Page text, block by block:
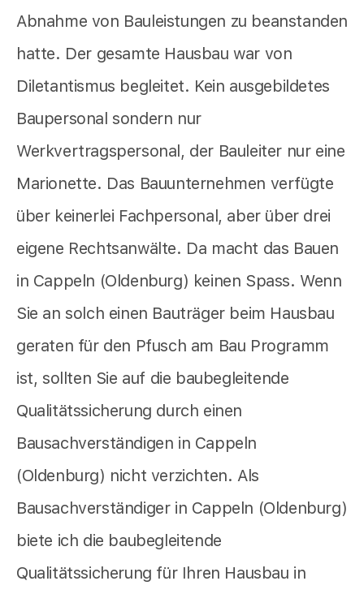
Abnahme von Bauleistungen zu beanstanden
hatte. Der gesamte Hausbau war von
Diletantismus begleitet. Kein ausgebildetes
Baupersonal sondern nur
Werkvertragspersonal, der Bauleiter nur eine
Marionette. Das Bauunternehmen verfügte
über keinerlei Fachpersonal, aber über drei
eigene Rechtsanwälte. Da macht das Bauen
in Cappeln (Oldenburg) keinen Spass. Wenn
Sie an solch einen Bauträger beim Hausbau
geraten für den Pfusch am Bau Programm
ist, sollten Sie auf die baubegleitende
Qualitätssicherung durch einen
Bausachverständigen in Cappeln
(Oldenburg) nicht verzichten. Als
Bausachverständiger in Cappeln (Oldenburg)
biete ich die baubegleitende
Qualitätssicherung für Ihren Hausbau in